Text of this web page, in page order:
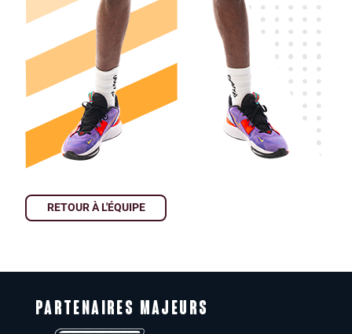
RETOUR À L'ÉQUIPE
PARTENAIRES MAJEURS